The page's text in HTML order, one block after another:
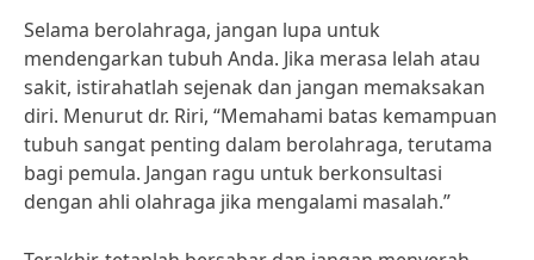
Selama berolahraga, jangan lupa untuk
mendengarkan tubuh Anda. Jika merasa lelah atau
sakit, istirahatlah sejenak dan jangan memaksakan
diri. Menurut dr. Riri, “Memahami batas kemampuan
tubuh sangat penting dalam berolahraga, terutama
bagi pemula. Jangan ragu untuk berkonsultasi
dengan ahli olahraga jika mengalami masalah.”